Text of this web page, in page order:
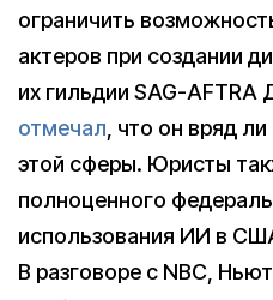
ограничить
актеров при создании
их гильдии SAG-
отмечал, что он вряд
этой сферы. Юристы
полноценного
использования ИИ в
В разговоре с NBC,